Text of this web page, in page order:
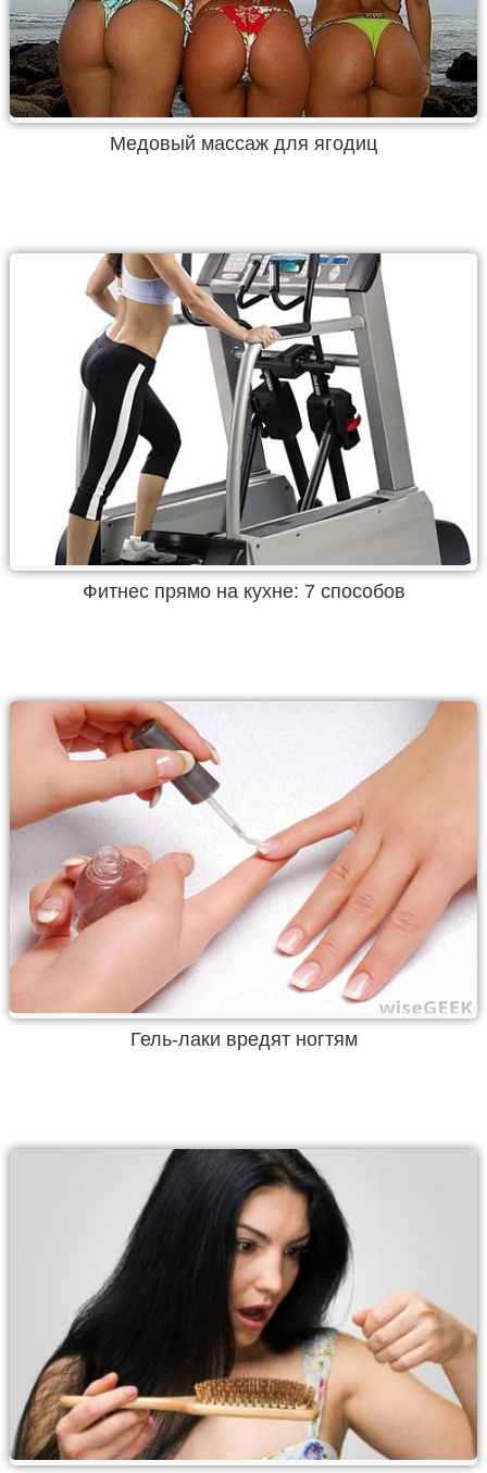
Медовый массаж для ягодиц
Фитнес прямо на кухне: 7 способов
Гель-лаки вредят ногтям